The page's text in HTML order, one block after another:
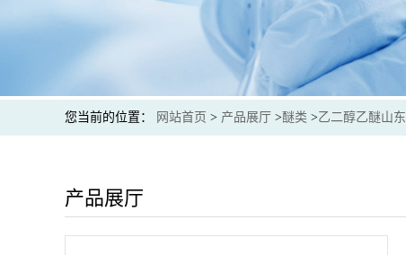
您当前的位置： 网站首页 > 产品展厅 >醚类 >乙二醇乙醚山东
产品展厅